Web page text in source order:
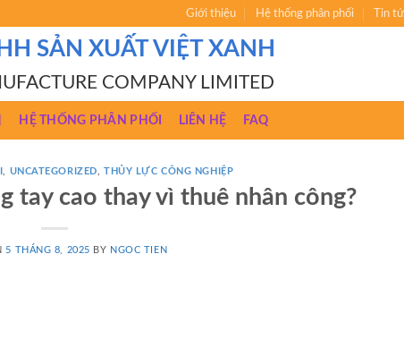
Giới thiệu Hệ thống phân phối Tin
SẢN XUẤT VIỆT XANH
COMPANY LIMITED
HỆ THỐNG PHÂN PHỐI LIÊN HỆ FAQ
UNCATEGORIZED THỦY LỰC CÔNG NGHIỆP
tay cao thay vì thuê nhân công?
5 THÁNG 8, 2025 BY NGOC TIEN